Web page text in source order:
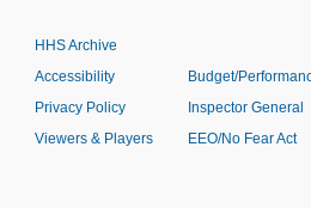
HHS Archive
Accessibility
Privacy Policy
Viewers & Players
Budget/
Inspector General
EEO/No Fear Act